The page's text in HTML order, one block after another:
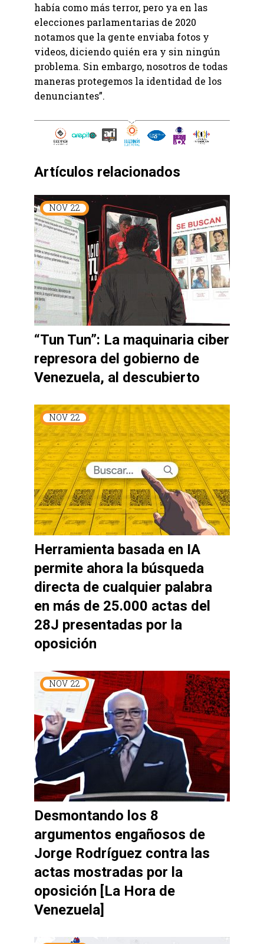
había como más terror, pero ya en las
elecciones parlamentarias de 2020
notamos que la gente enviaba fotos y
videos, diciendo quién era y sin ningún
problema. Sin embargo, nosotros de todas
maneras protegemos la identidad de los
denunciantes”.
Artículos relacionados
NOV 22
“Tun Tun”: La maquinaria ciber
represora del gobierno de
Venezuela, al descubierto
NOV 22
Herramienta basada en IA
permite ahora la búsqueda
directa de cualquier palabra
en más de 25.000 actas del
28J presentadas por la
oposición
NOV 22
Desmontando los 8
argumentos engañosos de
Jorge Rodríguez contra las
actas mostradas por la
oposición [La Hora de
Venezuela]